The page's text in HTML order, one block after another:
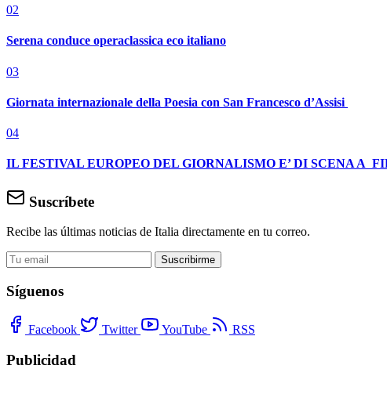
02
Serena conduce operaclassica eco italiano
03
Giornata internazionale della Poesia con San Francesco d’Assisi
04
IL FESTIVAL EUROPEO DEL GIORNALISMO E’ DI SCENA A
Suscríbete
Recibe las últimas noticias de Italia directamente en tu correo.
Suscribirme
Síguenos
Facebook Twitter YouTube RSS
Publicidad